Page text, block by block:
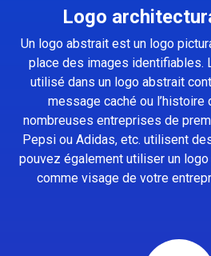
Logo
Un logo abstrait est un logo
place des images identifiables.
utilisé dans un logo abstrait
message caché ou l’histoire
nombreuses entreprises de
Pepsi ou Adidas, etc. utilisent
pouvez également utiliser un logo
comme visage de votre